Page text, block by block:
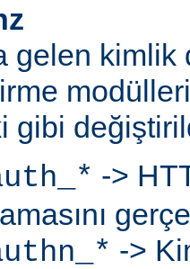
gelen
gibi
->
->